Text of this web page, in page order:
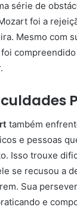
série de
foi a
Mesmo com
também
e pessoas
Isso trouxe
se recusou a
Sua
e